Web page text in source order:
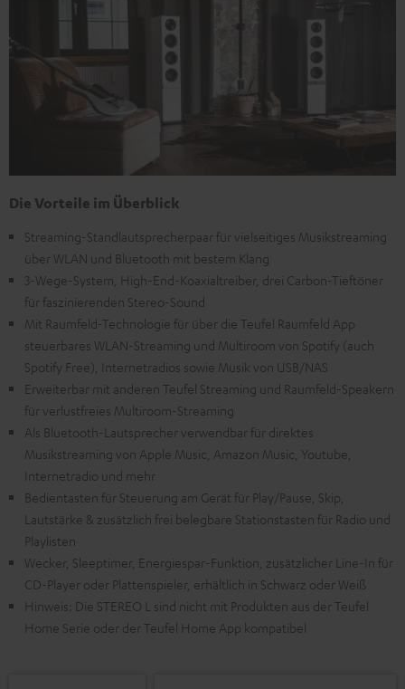
Die Vorteile im Überblick
Streaming-Standlautsprecherpaar für vielseitiges Musikstreaming
über WLAN und Bluetooth mit bestem Klang
3-Wege-System, High-End-Koaxialtreiber, drei Carbon-Tieftöner
für faszinierenden Stereo-Sound
Mit Raumfeld-Technologie für über die Teufel Raumfeld App
steuerbares WLAN-Streaming und Multiroom von Spotify (auch
Spotify Free), Internetradios sowie Musik von USB/NAS
Erweiterbar mit anderen Teufel Streaming und Raumfeld-Speakern
für verlustfreies Multiroom-Streaming
Als Bluetooth-Lautsprecher verwendbar für direktes
Musikstreaming von Apple Music, Amazon Music, Youtube,
Internetradio und mehr
Bedientasten für Steuerung am Gerät für Play/Pause, Skip,
Lautstärke & zusätzlich frei belegbare Stationstasten für Radio und
Playlisten
Wecker, Sleeptimer, Energiespar-Funktion, zusätzlicher Line-In für
CD-Player oder Plattenspieler, erhältlich in Schwarz oder Weiß
Hinweis: Die STEREO L sind nicht mit Produkten aus der Teufel
Home Serie oder der Teufel Home App kompatibel